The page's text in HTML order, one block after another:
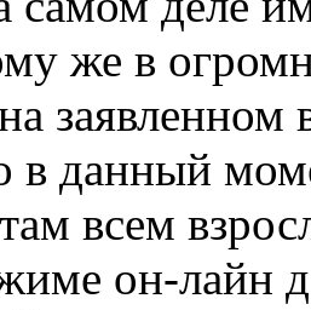
же в
в данный
всем
он-лайн